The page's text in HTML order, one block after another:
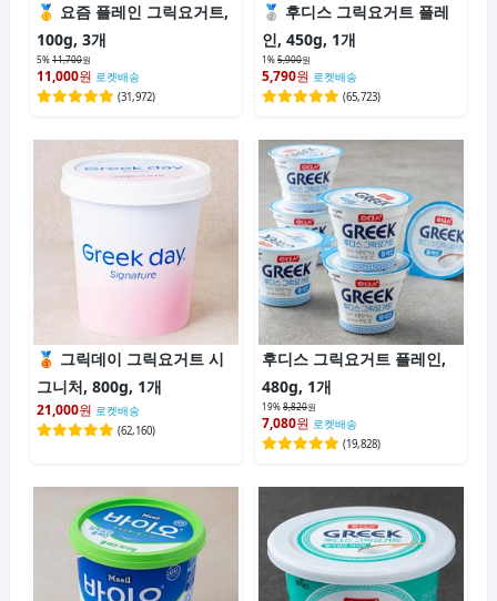
요즘 플레인 그릭요거트,
100g, 3개
5%11,700원
11,000원 로켓배송
(31,972)
후디스 그릭요거트 플레
인, 450g, 1개
1%5,900원
5,790원 로켓배송
(65,723)
그릭데이 그릭요거트 시
그니처, 800g, 1개
21,000원 로켓배송
(62,160)
후디스 그릭요거트 플레인,
480g, 1개
19%8,820원
7,080원 로켓배송
(19,828)